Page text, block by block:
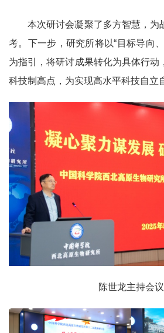
本次研讨会凝聚了多方智慧，为
考。下一步，研究所将以“目标导向
为指引，将研讨成果转化为具体行动
科技制高点，为实现高水平科技自立
陈世龙主持会议